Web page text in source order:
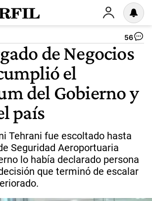
56
de Negocios
el
del Gobierno y
país
Tehrani fue escoltado hasta
Seguridad Aeroportuaria
lo había declarado persona
que terminó de escalar